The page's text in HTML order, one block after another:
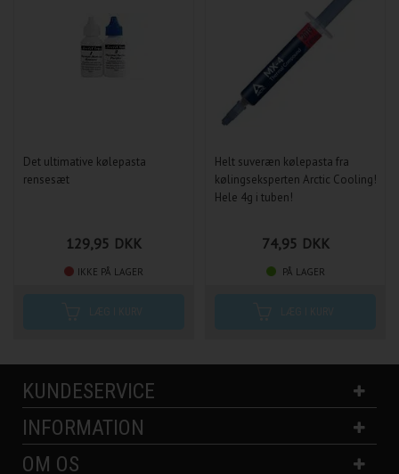
Det ultimative kølepasta
rensesæt
129,95 DKK
IKKE PÅ LAGER
Helt suveræn kølepasta fra
kølingseksperten Arctic Cooling!
Hele 4g i tuben!
74,95 DKK
PÅ LAGER
KUNDESERVICE
INFORMATION
OM OS